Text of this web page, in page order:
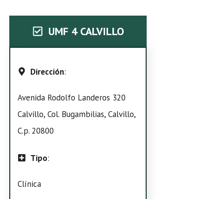
UMF 4 CALVILLO
Dirección:
Avenida Rodolfo Landeros 320
Calvillo, Col. Bugambilias, Calvillo,
C.p. 20800
Tipo:
Clínica